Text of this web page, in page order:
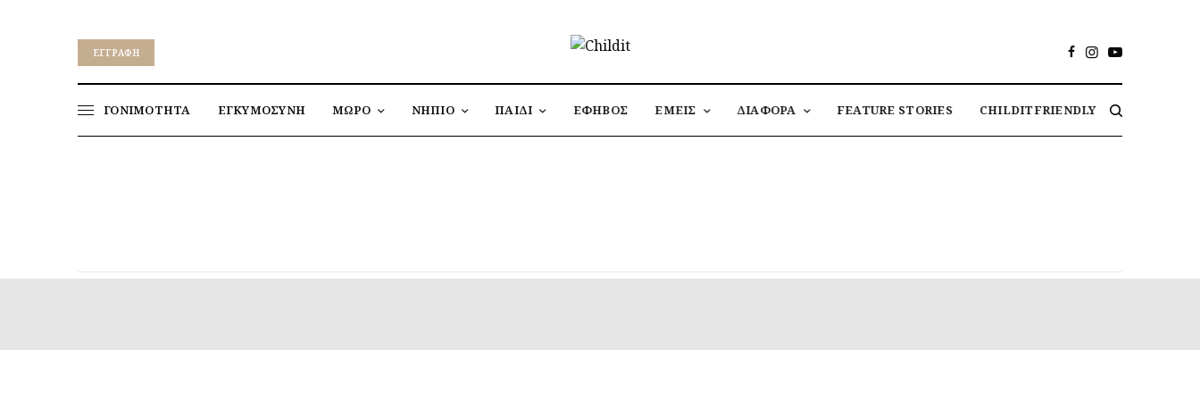
EΓΓΡΑΦΉ
ΓΟΝΙΜΟΤΗΤΑ ΕΓΚΥΜΟΣΥΝΗ ΜΩΡΟ ΝΗΠΙΟ ΠΑΙΔΙ ΕΦΗΒΟΣ ΕΜΕΙΣ ΔΙΑΦΟΡΑ FEATURE STORIES CHILDITFRIENDLY
Γιατί τα οκτώ μπορεί να